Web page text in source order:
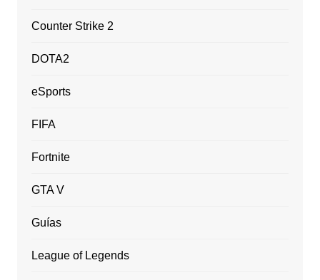
Counter Strike 2
DOTA2
eSports
FIFA
Fortnite
GTA V
Guías
League of Legends